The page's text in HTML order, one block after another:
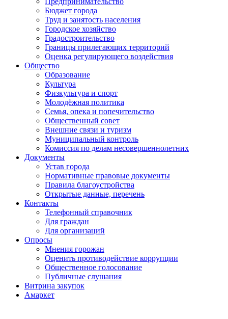
Бюджет города
Труд и занятость населения
Городское хозяйство
Градостроительство
Границы прилегающих территорий
Оценка регулирующего воздействия
Общество
Образование
Культура
Физкультура и спорт
Молодёжная политика
Семья, опека и попечительство
Общественный совет
Внешние связи и туризм
Муниципальный контроль
Комиссия по делам несовершеннолетних
Документы
Устав города
Нормативные правовые документы
Правила благоустройства
Открытые данные, перечень
Контакты
Телефонный справочник
Для граждан
Для организаций
Опросы
Мнения горожан
Оценить противодействие коррупции
Общественное голосование
Публичные слушания
Витрина закупок
Амаркет